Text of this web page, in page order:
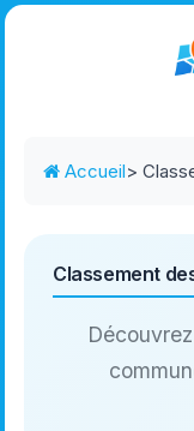
Accueil>
Classement